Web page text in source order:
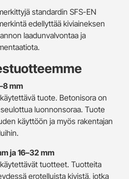
standardin SFS-EN
edellyttää kiviaineksen
laadunvalvontaa ja
mm
tuote. Betonisora on
luonnonsoraa. Tuote
käyttöön ja myös rakentajan
ja 16–32 mm
tuotteet. Tuotteita
erotelluista kivistä, jotka